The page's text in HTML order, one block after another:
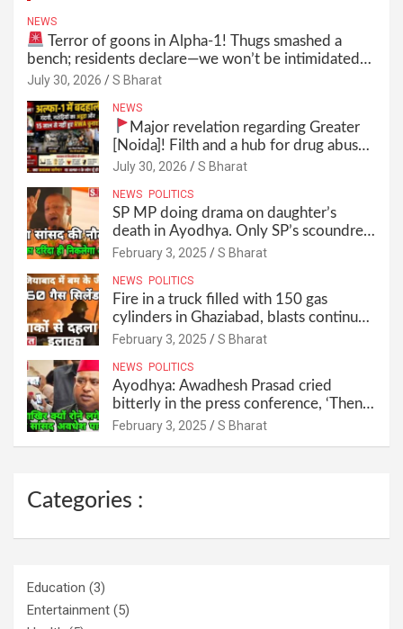
NEWS
Terror of goons in Alpha-1! Thugs smashed a
bench; residents declare—we won’t be intimidated
anymore! Who is the mastermind behind it all? |
July 30, 2026 S Bharat
NEWS
Major revelation regarding Greater
[Noida]! Filth and a hub for drug abuse
in Alpha-1, and no RWA elections for
July 30, 2026 S Bharat
NEWS POLITICS
SP MP doing drama on daughter’s
death in Ayodhya. Only SP’s scoundrel
will be involved in this too @SBharat
February 3, 2025 S Bharat
NEWS POLITICS
Fire in a truck filled with 150 gas
cylinders in Ghaziabad, blasts continued
for 30 minutes, people left their homes
February 3, 2025 S Bharat
NEWS POLITICS
Ayodhya: Awadhesh Prasad cried
bitterly in the press conference, ‘Then I
will resign as MP’ @SBharat
February 3, 2025 S Bharat
Categories :
Education (3)
Entertainment (5)